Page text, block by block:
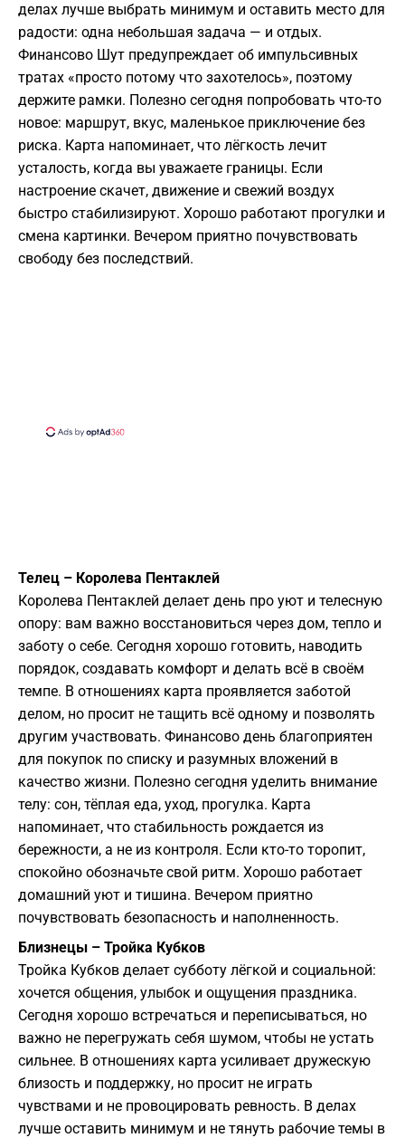
делах лучше выбрать минимум и оставить место для
радости: одна небольшая задача — и отдых.
Финансово Шут предупреждает об импульсивных
тратах «просто потому что захотелось», поэтому
держите рамки. Полезно сегодня попробовать что-то
новое: маршрут, вкус, маленькое приключение без
риска. Карта напоминает, что лёгкость лечит
усталость, когда вы уважаете границы. Если
настроение скачет, движение и свежий воздух
быстро стабилизируют. Хорошо работают прогулки и
смена картинки. Вечером приятно почувствовать
свободу без последствий.
Телец – Королева Пентаклей
Королева Пентаклей делает день про уют и телесную
опору: вам важно восстановиться через дом, тепло и
заботу о себе. Сегодня хорошо готовить, наводить
порядок, создавать комфорт и делать всё в своём
темпе. В отношениях карта проявляется заботой
делом, но просит не тащить всё одному и позволять
другим участвовать. Финансово день благоприятен
для покупок по списку и разумных вложений в
качество жизни. Полезно сегодня уделить внимание
телу: сон, тёплая еда, уход, прогулка. Карта
напоминает, что стабильность рождается из
бережности, а не из контроля. Если кто-то торопит,
спокойно обозначьте свой ритм. Хорошо работает
домашний уют и тишина. Вечером приятно
почувствовать безопасность и наполненность.
Близнецы – Тройка Кубков
Тройка Кубков делает субботу лёгкой и социальной:
хочется общения, улыбок и ощущения праздника.
Сегодня хорошо встречаться и переписываться, но
важно не перегружать себя шумом, чтобы не устать
сильнее. В отношениях карта усиливает дружескую
близость и поддержку, но просит не играть
чувствами и не провоцировать ревность. В делах
лучше оставить минимум и не тянуть рабочие темы в